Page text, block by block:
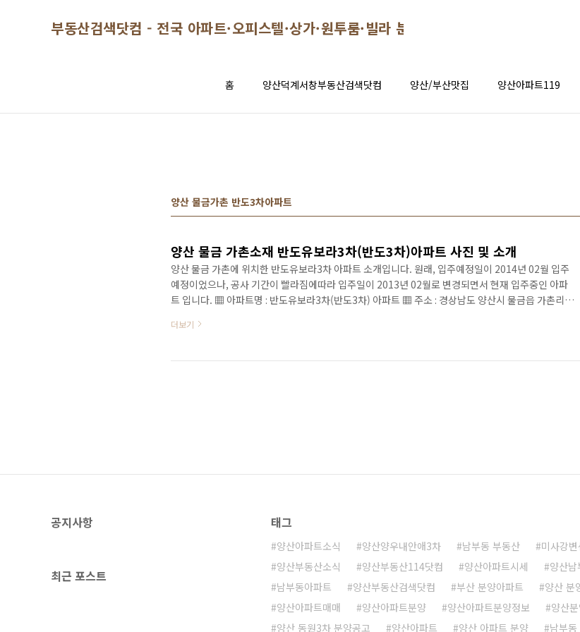
부동산검색닷컴 - 전국 아파트·오피스텔·상가·원투룸·빌라 분양 시세 정보
홈 양산덕계서창부동산검색닷컴 양산/부산맛집 양산아파트119
양산 물금가촌 반도3차아파트
양산 물금 가촌소재 반도유보라3차(반도3차)아파트 사진 및 소개
양산 물금 가촌에 위치한 반도유보라3차 아파트 소개입니다. 원래, 입주예정일이 2014년 02월 입주
예정이었으나, 공사 기간이 빨라짐에따라 입주일이 2013년 02월로 변경되면서 현재 입주중인 아파
트 입니다. ▦ 아파트명 : 반도유보라3차(반도3차) 아파트 ▦ 주소 : 경상남도 양산시 물금읍 가촌리
648세대 / 총13개동 / 최고 25층 / 최저10층 ▦ 면적 : 82B㎡ / 83C㎡ / 83A㎡ ▦ 기타 : 지역난방,
부산대 양산캠퍼스역 593m ▦ 도로시설 : 물금..
더보기
공지사항
최근 포스트
태그
양산아파트소식 양산양우내안애3차 남부동 부동산
미사강
양산부동산소식
양산부동산114닷컴 양산아파트시세
양산
남부동아파트
양산부동산검색닷컴 부산 분양아파트
양산 분
양산아파트매매
양산아파트분양 양산아파트분양정보
양산
양산 동원3차 분양공고
양산아파트 양산 아파트 분양 남부